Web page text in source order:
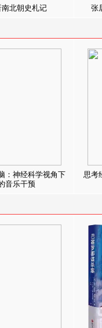
南北朝史札记 张
：神经科学视角下
音乐干预
思考